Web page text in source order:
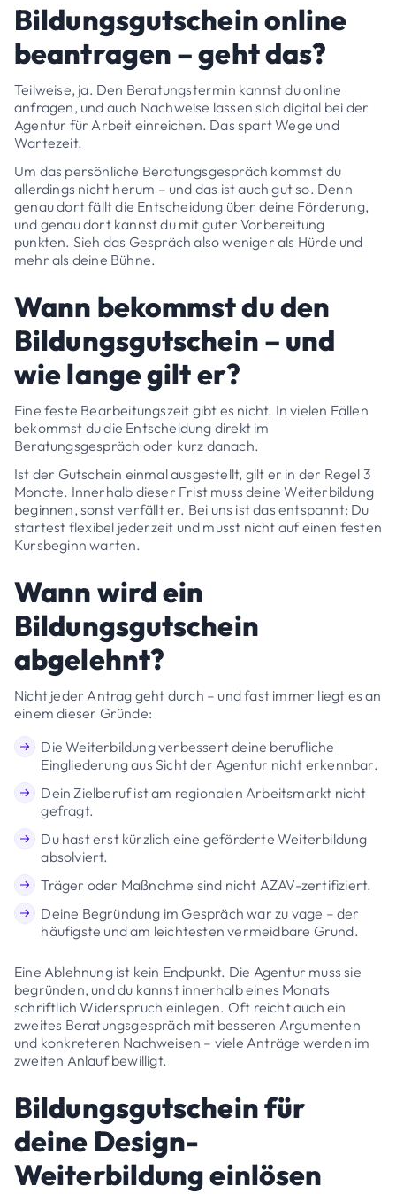
Bildungsgutschein online
beantragen – geht das?
Teilweise, ja. Den Beratungstermin kannst du online
anfragen, und auch Nachweise lassen sich digital bei der
Agentur für Arbeit einreichen. Das spart Wege und
Wartezeit.
Um das persönliche Beratungsgespräch kommst du
allerdings nicht herum – und das ist auch gut so. Denn
genau dort fällt die Entscheidung über deine Förderung,
und genau dort kannst du mit guter Vorbereitung
punkten. Sieh das Gespräch also weniger als Hürde und
mehr als deine Bühne.
Wann bekommst du den
Bildungsgutschein – und
wie lange gilt er?
Eine feste Bearbeitungszeit gibt es nicht. In vielen Fällen
bekommst du die Entscheidung direkt im
Beratungsgespräch oder kurz danach.
Ist der Gutschein einmal ausgestellt, gilt er in der Regel 3
Monate. Innerhalb dieser Frist muss deine Weiterbildung
beginnen, sonst verfällt er. Bei uns ist das entspannt: Du
startest flexibel jederzeit und musst nicht auf einen festen
Kursbeginn warten.
Wann wird ein
Bildungsgutschein
abgelehnt?
Nicht jeder Antrag geht durch – und fast immer liegt es an
einem dieser Gründe:
Die Weiterbildung verbessert deine berufliche
Eingliederung aus Sicht der Agentur nicht erkennbar.
Dein Zielberuf ist am regionalen Arbeitsmarkt nicht
gefragt.
Du hast erst kürzlich eine geförderte Weiterbildung
absolviert.
Träger oder Maßnahme sind nicht AZAV-zertifiziert.
Deine Begründung im Gespräch war zu vage – der
häufigste und am leichtesten vermeidbare Grund.
Eine Ablehnung ist kein Endpunkt. Die Agentur muss sie
begründen, und du kannst innerhalb eines Monats
schriftlich Widerspruch einlegen. Oft reicht auch ein
zweites Beratungsgespräch mit besseren Argumenten
und konkreteren Nachweisen – viele Anträge werden im
zweiten Anlauf bewilligt.
Bildungsgutschein für
deine Design-
Weiterbildung einlösen